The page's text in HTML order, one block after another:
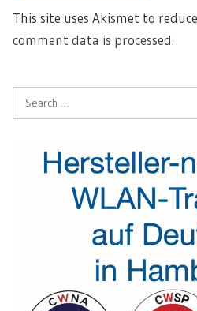
This site uses Akismet to
comment data is processed.
Search
for: